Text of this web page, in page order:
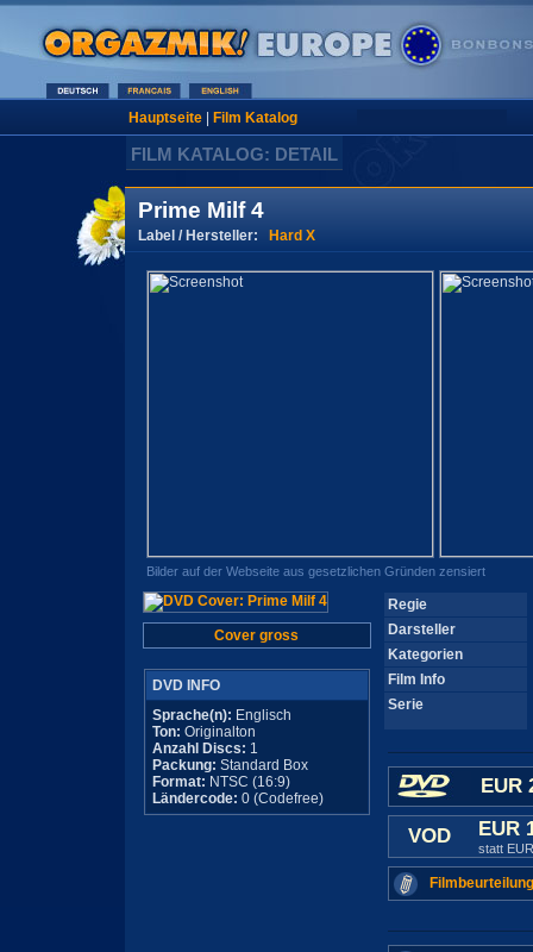
Hauptseite| Film Katalog
FILM KATALOG: DETAIL
Prime Milf 4
Label / Hersteller: Hard X
Bilder auf der Webseite aus gesetzlichen Gründen zensiert
Cover gross
DVD INFO
Sprache(n): Englisch
Ton: Originalton
Anzahl Discs: 1
Packung: Standard Box
Format: NTSC (16:9)
Ländercode: 0 (Codefree)
Regie
Darsteller
Kategorien
Film Info
Serie
EUR
VOD EUR
statt